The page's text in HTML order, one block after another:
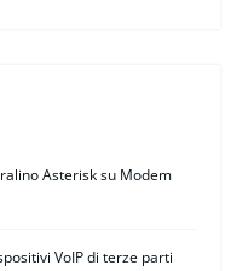
Asterisk su Modem
VoIP di terze parti